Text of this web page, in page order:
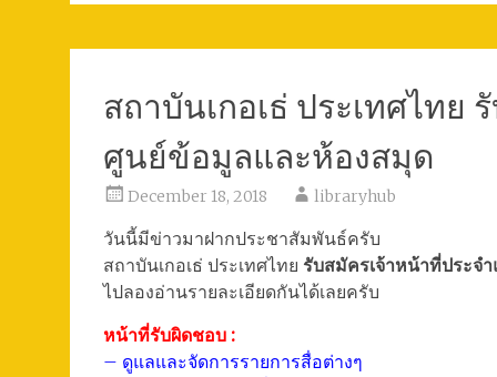
สถาบันเกอเธ่ ประเทศไทย
ศูนย์ข้อมูลและห้องสมุด
December 18, 2018 libraryhub
วันนี้มีข่าวมาฝากประชาสัมพันธ์ครับ
สถาบันเกอเธ่ ประเทศไทย รับสมัครเจ้าหน้าที่ประจ
ไปลองอ่านรายละเอียดกันได้เลยครับ
หน้าที่รับผิดชอบ :
– ดูแลและจัดการรายการสื่อต่างๆ